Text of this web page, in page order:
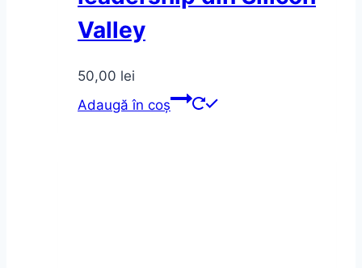
Valley
50,00 lei
Adaugă în coș